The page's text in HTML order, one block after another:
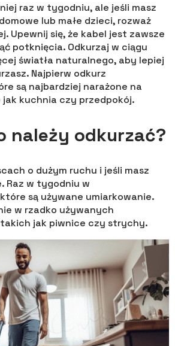
raz w tygodniu, ale jeśli masz
lub małe dzieci, rozważ
Upewnij się, że kabel jest zawsze
potknięcia. Odkurzaj w ciągu
światła naturalnego, aby lepiej
Najpierw odkurz
są najbardziej narażone na
kuchnia czy przedpokój.
należy odkurzać?
o dużym ruchu i jeśli masz
Raz w tygodniu w
są używane umiarkowanie.
w rzadko używanych
jak piwnice czy strychy.